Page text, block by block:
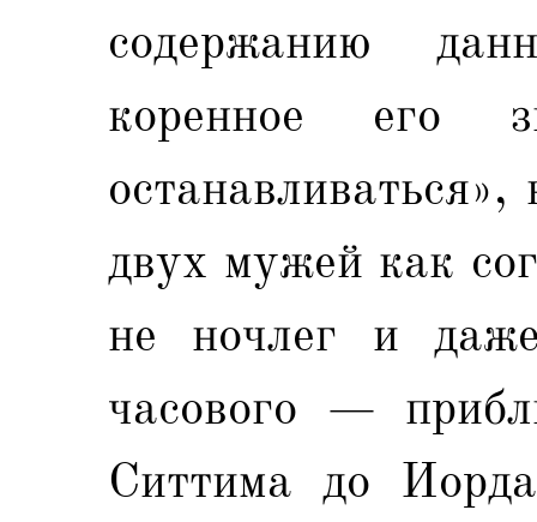
содержанию
коренное его
двух мужей как
не ночлег и
часового —
Ситтима до